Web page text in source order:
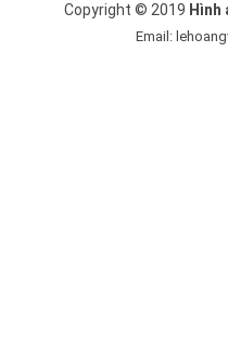
Copyright © 2019 Hình
Email: